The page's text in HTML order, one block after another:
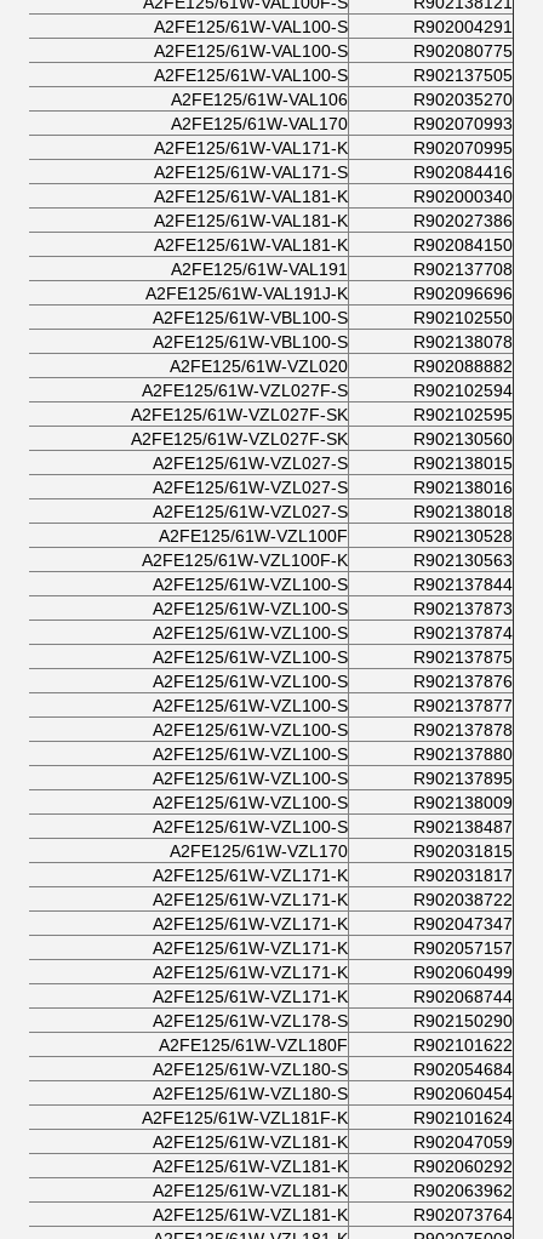
R902004291
A2FE125/61W-VAL100-S
R902080775
A2FE125/61W-VAL100-S
R902137505
A2FE125/61W-VAL100-S
R902035270
A2FE125/61W-VAL106
R902070993
A2FE125/61W-VAL170
R902070995
A2FE125/61W-VAL171-K
R902084416
A2FE125/61W-VAL171-S
R902000340
A2FE125/61W-VAL181-K
R902027386
A2FE125/61W-VAL181-K
R902084150
A2FE125/61W-VAL181-K
R902137708
A2FE125/61W-VAL191
R902096696
A2FE125/61W-VAL191J-K
R902102550
A2FE125/61W-VBL100-S
R902138078
A2FE125/61W-VBL100-S
R902088882
A2FE125/61W-VZL020
R902102594
A2FE125/61W-VZL027F-S
R902102595
A2FE125/61W-VZL027F-SK
R902130560
A2FE125/61W-VZL027F-SK
R902138015
A2FE125/61W-VZL027-S
R902138016
A2FE125/61W-VZL027-S
R902138018
A2FE125/61W-VZL027-S
R902130528
A2FE125/61W-VZL100F
R902130563
A2FE125/61W-VZL100F-K
R902137844
A2FE125/61W-VZL100-S
R902137873
A2FE125/61W-VZL100-S
R902137874
A2FE125/61W-VZL100-S
R902137875
A2FE125/61W-VZL100-S
R902137876
A2FE125/61W-VZL100-S
R902137877
A2FE125/61W-VZL100-S
R902137878
A2FE125/61W-VZL100-S
R902137880
A2FE125/61W-VZL100-S
R902137895
A2FE125/61W-VZL100-S
R902138009
A2FE125/61W-VZL100-S
R902138487
A2FE125/61W-VZL100-S
R902031815
A2FE125/61W-VZL170
R902031817
A2FE125/61W-VZL171-K
R902038722
A2FE125/61W-VZL171-K
R902047347
A2FE125/61W-VZL171-K
R902057157
A2FE125/61W-VZL171-K
R902060499
A2FE125/61W-VZL171-K
R902068744
A2FE125/61W-VZL171-K
R902150290
A2FE125/61W-VZL178-S
R902101622
A2FE125/61W-VZL180F
R902054684
A2FE125/61W-VZL180-S
R902060454
A2FE125/61W-VZL180-S
R902101624
A2FE125/61W-VZL181F-K
R902047059
A2FE125/61W-VZL181-K
R902060292
A2FE125/61W-VZL181-K
R902063962
A2FE125/61W-VZL181-K
R902073764
A2FE125/61W-VZL181-K